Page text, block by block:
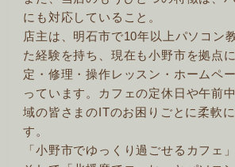
にも対応していること。
店主は、明石市で10年以上パソコン
た経験を持ち、現在も小野市を拠点
定・修理・操作レッスン・ホームペ
っています。カフェの定休日や午前
域の皆さまのITのお困りごとに柔軟
す。
「小野市でゆっくり過ごせるカフェ